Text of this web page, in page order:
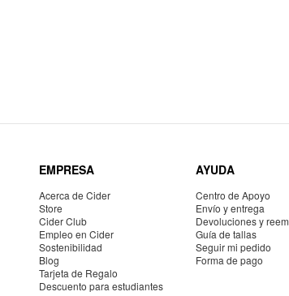
EMPRESA
Acerca de Cider
Store
Cider Club
Empleo en Cider
Sostenibilidad
Blog
Tarjeta de Regalo
Descuento para estudiantes
AYUDA
Centro de Apoyo
Envío y entrega
Devoluciones y
Guía de tallas
Seguir mi pedido
Forma de pago